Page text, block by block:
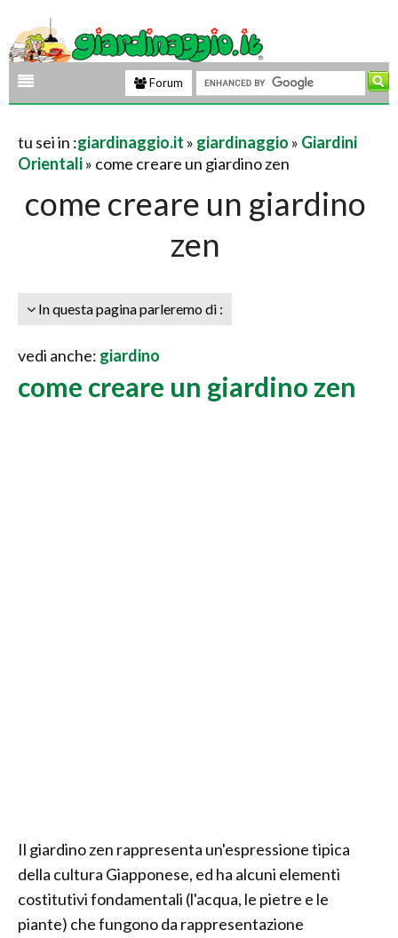
Forum
tu sei in :giardinaggio.it » giardinaggio » Giardini
Orientali» come creare un giardino zen
come creare un giardino
zen
In questa pagina parleremo di :
vedi anche: giardino
come creare un giardino zen
Il giardino zen rappresenta un'espressione tipica
della cultura Giapponese, ed ha alcuni elementi
costitutivi fondamentali (l'acqua, le pietre e le
piante) che fungono da rappresentazione